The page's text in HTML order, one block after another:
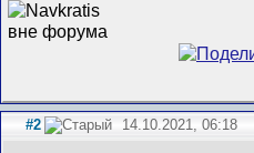
#2 14.10.2021, 06:18